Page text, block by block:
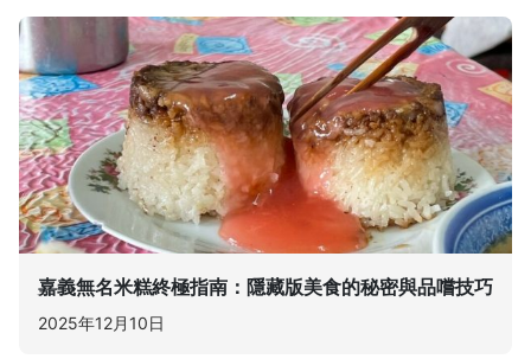
嘉義無名米糕終極指南：隱藏版美食的秘密與品嚐技巧
2025年12月10日